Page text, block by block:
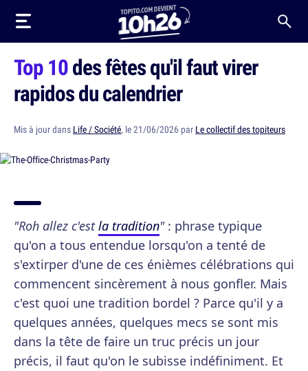
Top 10des fêtes qu'il faut virer
rapidos du calendrier
Mis à jour dans Life / Société, le 21/06/2026 par Le collectif des topiteurs
"Roh allez c'estla tradition": phrase typique
qu'on a tous entendue lorsqu'on a tenté de
s'extirper d'une de ces énièmes célébrations qui
commencent sincèrement à nous gonfler. Mais
c'est quoi une tradition bordel ? Parce qu'il y a
quelques années, quelques mecs se sont mis
dans la tête de faire un truc précis un jour
précis, il faut qu'on le subisse indéfiniment. Et